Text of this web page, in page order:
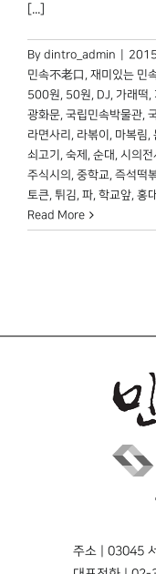
[...]
By dintro_admin
민속不老口 , 재미있는 민
500원, 50원, DJ, 가래떡,
광화문, 국립민속박물관,
라면사리 , 라볶이 , 마복림,
쇠고기 , 숙제 , 순대 , 시의전
주식시의 , 중학교, 즉석떡
토큰, 튀김, 파, 학교앞, 홍대
Read More
주소 | 03045